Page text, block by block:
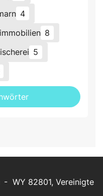
4
8
5
- WY 82801, Vereinigte